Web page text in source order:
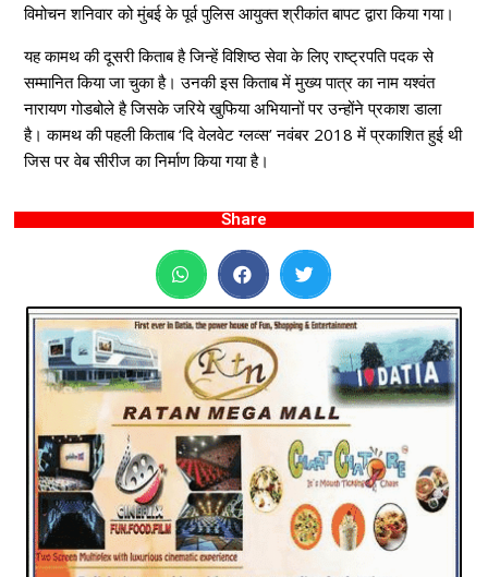
विमोचन शनिवार को मुंबई के पूर्व पुलिस आयुक्त श्रीकांत बापट द्वारा किया गया।
यह कामथ की दूसरी किताब है जिन्हें विशिष्ठ सेवा के लिए राष्ट्रपति पदक से
सम्मानित किया जा चुका है। उनकी इस किताब में मुख्य पात्र का नाम यश्वंत
नारायण गोडबोले है जिसके जरिये खुफिया अभियानों पर उन्होंने प्रकाश डाला
है। कामथ की पहली किताब ‘दि वेलवेट ग्लव्स’ नवंबर 2018 में प्रकाशित हुई थी
जिस पर वेब सीरीज का निर्माण किया गया है।
Share